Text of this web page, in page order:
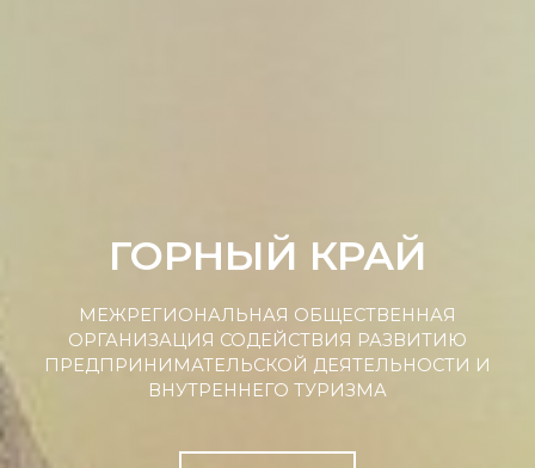
ГОРНЫЙ КРАЙ
МЕЖРЕГИОНАЛЬНАЯ ОБЩЕСТВЕННАЯ
ОРГАНИЗАЦИЯ СОДЕЙСТВИЯ РАЗВИТИЮ
ПРЕДПРИНИМАТЕЛЬСКОЙ ДЕЯТЕЛЬНОСТИ И
ВНУТРЕННЕГО ТУРИЗМА